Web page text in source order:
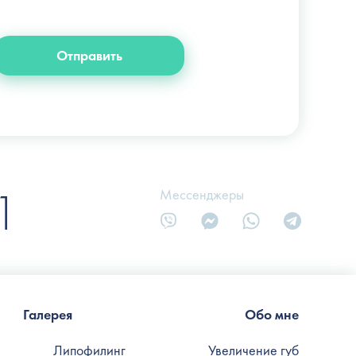
info@slosser.com.ua
Отправить
Мессенджеры
Галерея
Обо мне
Липофилинг Увеличение губ